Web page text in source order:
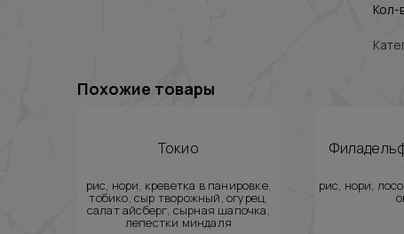
Кол-
Похожие товары
Токио
рис, нори, креветка в панировке,
тобико, сыр творожный, огурец,
салат айсберг, сырная шапочка,
лепестки миндаля
рис, нори,